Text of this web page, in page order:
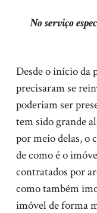
No serviço
Desde o início da
precisaram se
poderiam ser
tem sido grande
por meio delas, o
de como é o
contratados por
como também
imóvel de forma